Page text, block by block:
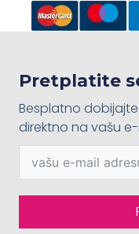
Pretplatite
Besplatno
direktno na vašu